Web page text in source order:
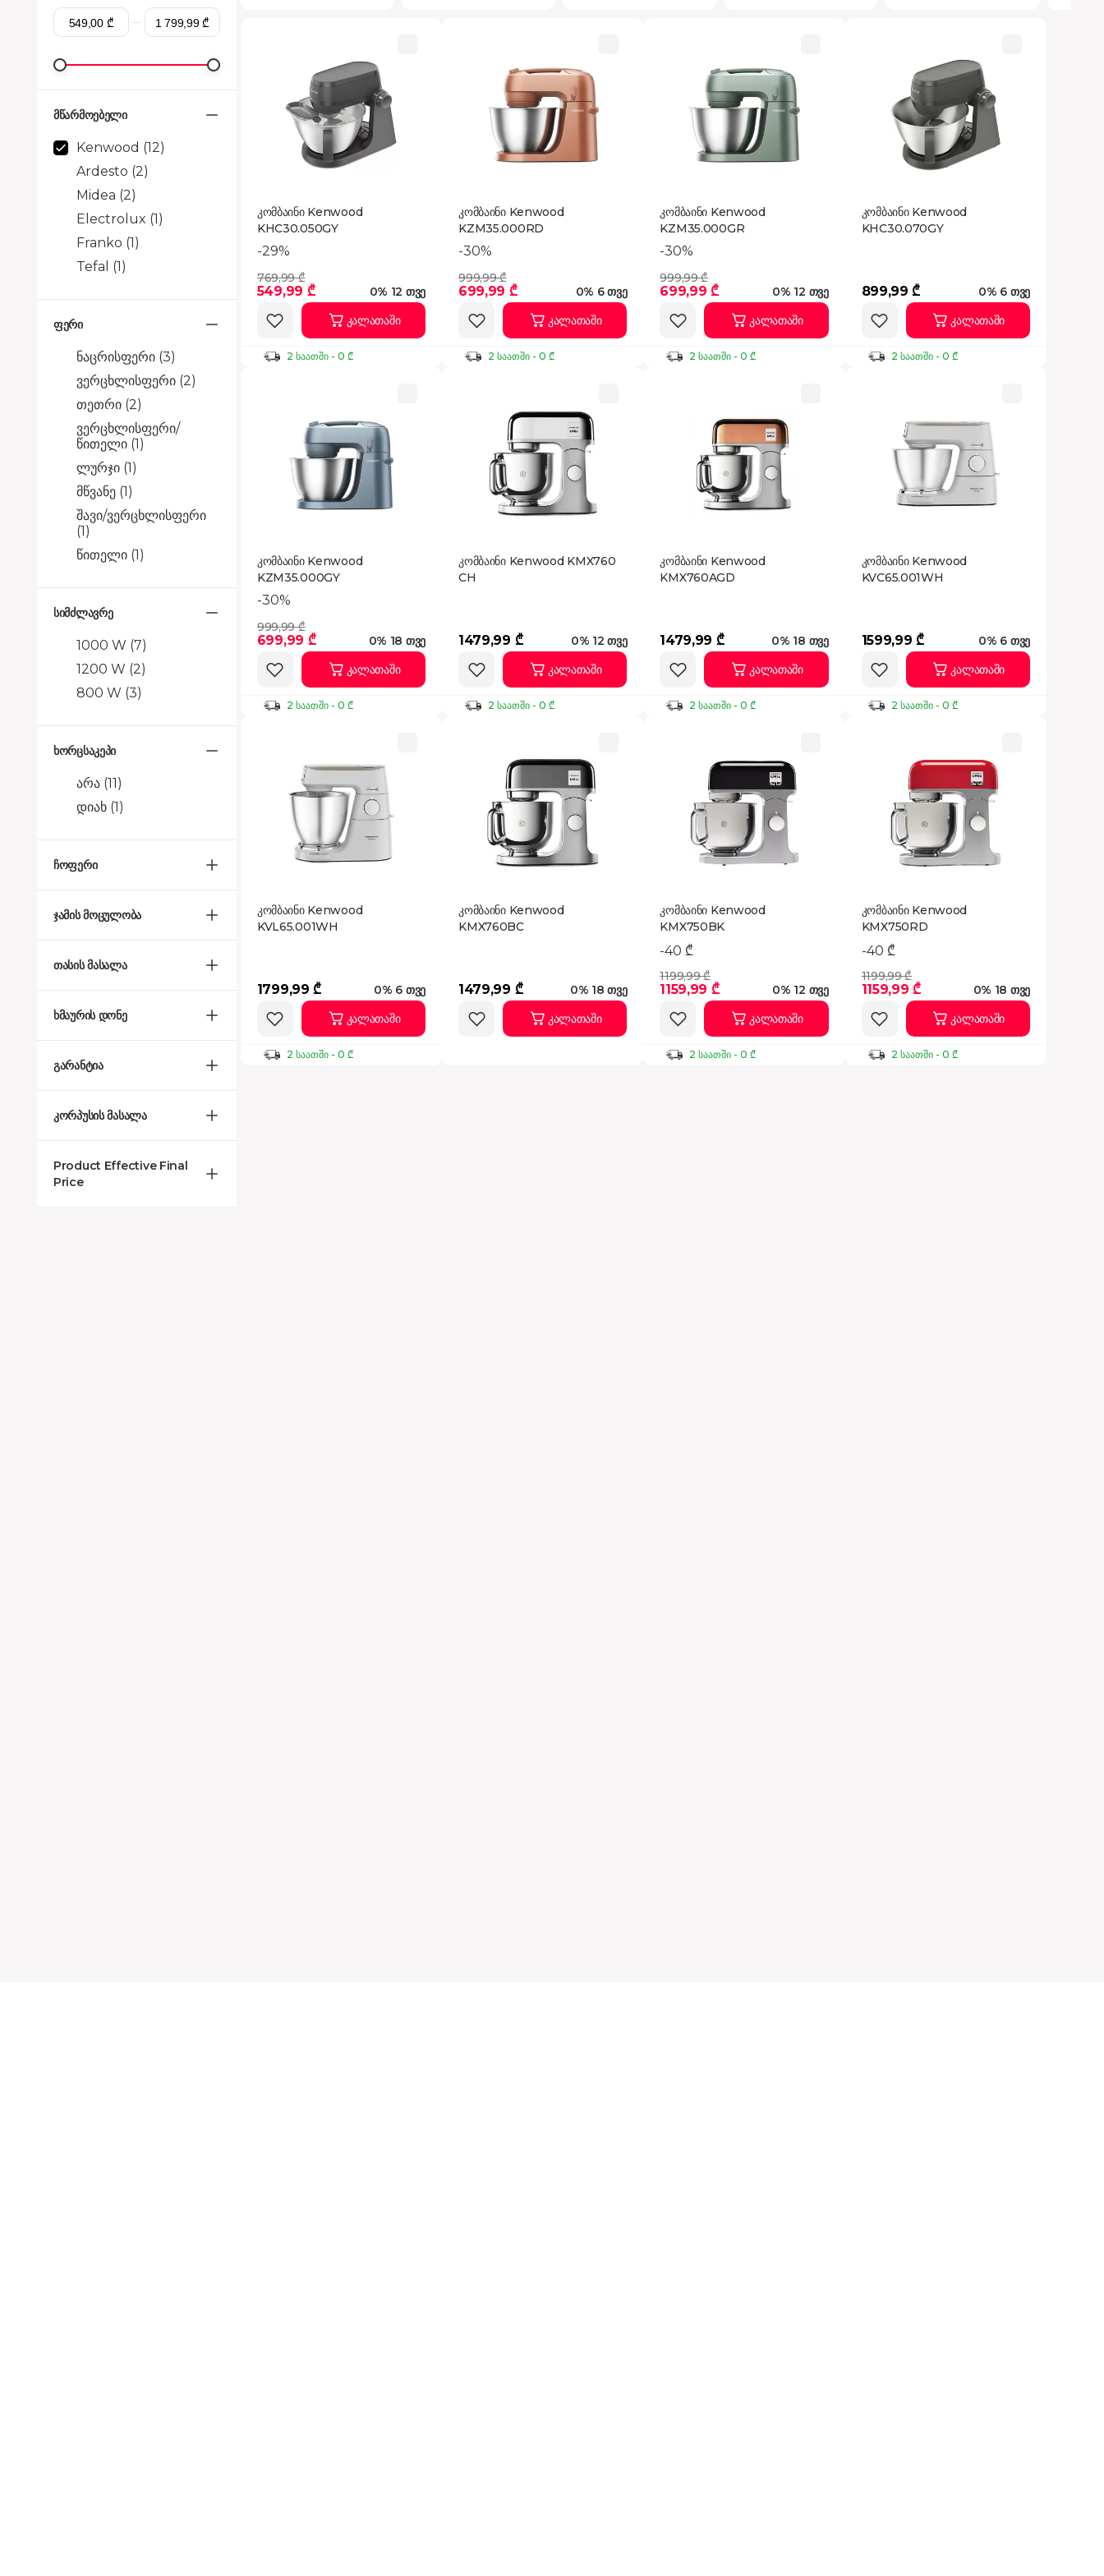
მწარმოებელი
Kenwood (12)
Ardesto (2)
Midea (2)
Electrolux (1)
Franko (1)
Tefal (1)
ფერი
ნაცრისფერი (3)
ვერცხლისფერი (2)
თეთრი (2)
ვერცხლისფერი/
წითელი (1)
ლურჯი (1)
მწვანე (1)
შავი/ვერცხლისფერი
(1)
წითელი (1)
სიმძლავრე
1000 W (7)
1200 W (2)
800 W (3)
ხორცსაკეპი
არა (11)
დიახ (1)
ჩოფერი
ჯამის მოცულობა
თასის მასალა
ხმაურის დონე
გარანტია
კორპუსის მასალა
Product Effective Final
Price
კომბაინი Kenwood
KHC30.050GY
-29%
769,99 ₾
549,99 ₾ 0% 12 თვე
2 საათში - 0 ₾
კალათაში
კომბაინი Kenwood
KZM35.000RD
-30%
999,99 ₾
699,99 ₾ 0% 6 თვე
2 საათში - 0 ₾
კალათაში
კომბაინი Kenwood
KZM35.000GR
-30%
999,99 ₾
699,99 ₾ 0% 12 თვე
2 საათში - 0 ₾
კალათაში
კომბაინი Kenwood
KHC30.070GY
899,99 ₾ 0% 6 თვე
2 საათში - 0 ₾
კალათაში
კომბაინი Kenwood
KZM35.000GY
-30%
999,99 ₾
699,99 ₾ 0% 18 თვე
2 საათში - 0 ₾
კალათაში
კომბაინი Kenwood KMX760
CH
1479,99 ₾ 0% 12 თვე
2 საათში - 0 ₾
კალათაში
კომბაინი Kenwood
KMX760AGD
1479,99 ₾ 0% 18 თვე
2 საათში - 0 ₾
კალათაში
კომბაინი Kenwood
KVC65.001WH
1599,99 ₾ 0% 6 თვე
2 საათში - 0 ₾
კალათაში
კომბაინი Kenwood
KVL65.001WH
1799,99 ₾ 0% 6 თვე
2 საათში - 0 ₾
კალათაში
კომბაინი Kenwood
KMX760BC
1479,99 ₾
0% 18 თვე
კალათაში
კომბაინი Kenwood
KMX750BK
-40 ₾
1199,99 ₾
1159,99 ₾ 0% 12 თვე
2 საათში - 0 ₾
კალათაში
კომბაინი Kenwood
KMX750RD
-40 ₾
1199,99 ₾
1159,99 ₾ 0% 18 თვე
2 საათში - 0 ₾
კალათაში